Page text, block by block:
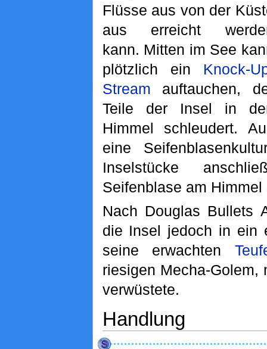
Flüsse aus von der
aus erreicht
kann. Mitten im See
plötzlich ein Knock-
Stream auftauchen,
Teile der Insel in
Himmel schleudert.
eine
Inselstücke
Seifenblase am
Nach Douglas Bullets
die Insel jedoch in ein
seine erwachten
riesigen Mecha-
verwüstete.
Handlung